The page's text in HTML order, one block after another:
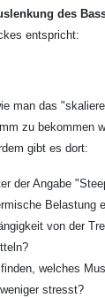
des
entspricht:
man das
zu bekommen
gibt es dort:
der Angabe
Belastung
von der
welches
stresst?